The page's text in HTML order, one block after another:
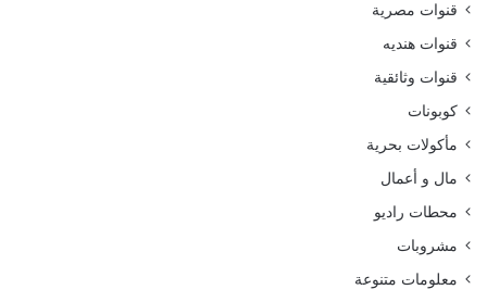
قنوات مصرية
قنوات هنديه
قنوات وثائقية
كوبونات
مأكولات بحرية
مال و أعمال
محطات راديو
مشروبات
معلومات متنوعة